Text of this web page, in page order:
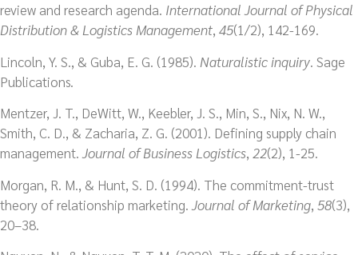
review and research agenda. International Journal of Physical
Distribution & Logistics Management, 45(1/2), 142-169.
Lincoln, Y. S., & Guba, E. G. (1985). Naturalistic inquiry. Sage
Publications.
Mentzer, J. T., DeWitt, W., Keebler, J. S., Min, S., Nix, N. W.,
Smith, C. D., & Zacharia, Z. G. (2001). Defining supply chain
management. Journal of Business Logistics, 22(2), 1-25.
Morgan, R. M., & Hunt, S. D. (1994). The commitment-trust
theory of relationship marketing. Journal of Marketing, 58(3),
20–38.